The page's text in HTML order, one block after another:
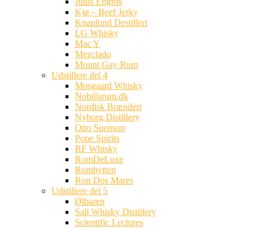
Kjø – Beef Jerky
Knaplund Destilleri
LG Whisky
Mac Y
Mezclado
Mount Gay Rum
Udstillere del 4
Mosgaard Whisky
Nobilisrum.dk
Nordisk Brænderi
Nyborg Distillery
Otto Suenson
Pope Spirits
RF Whisky
RomDeLuxe
Romhytten
Ron Dos Mares
Udstillere del 5
Ølbaren
Sall Whisky Distillery
Scientific Lectures